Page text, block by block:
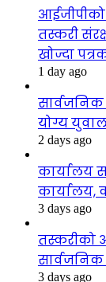
आईजीपीको
तस्करी
खोज्दा
1 day ago
योग्य
2 days ago
कार्यालय,
3 days ago
तस्करीको
सार्वजनिक
3 days ago